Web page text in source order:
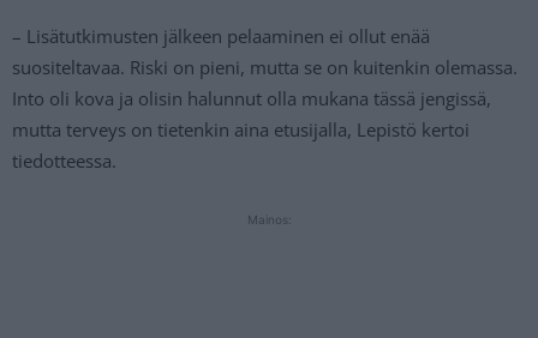
– Lisätutkimusten jälkeen pelaaminen ei ollut enää
suositeltavaa. Riski on pieni, mutta se on kuitenkin olemassa.
Into oli kova ja olisin halunnut olla mukana tässä jengissä,
mutta terveys on tietenkin aina etusijalla, Lepistö kertoi
tiedotteessa.
Mainos: